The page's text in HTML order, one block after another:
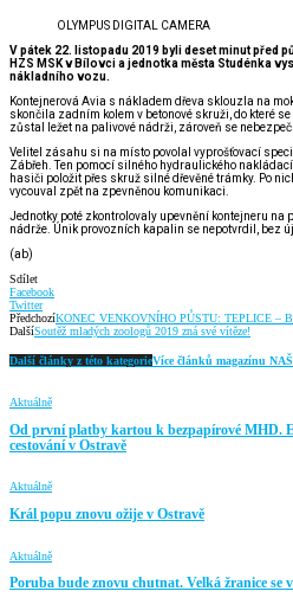
OLYMPUS DIGITAL CAMERA
V pátek 22. listopadu 2019 byli deset minut před
HZS MSK v Bílovci a jednotka města Studénka
nákladního vozu.
Kontejnerová Avia s nákladem dřeva sklouzla na
skončila zadním kolem v betonové skruži, do které
zůstal ležet na palivové nádrži, zároveň se
Velitel zásahu si na místo povolal vyprošťovací
Zábřeh. Ten pomocí silného hydraulického
hasiči položit přes skruž silné dřevěné trámky. Po
vycouval zpět na zpevněnou komunikaci.
Jednotky poté zkontrolovaly upevnění kontejneru na
nádrže. Únik provozních kapalin se nepotvrdil, bez
(ab)
Sdílet
Facebook
Twitter
PředchozíKONEC VENKOVNÍHO PŮSTU: TEPLICE –
DalšíSoutěž mladých zoologů 2019 zná své vítěze!
Další články z této kategorieVíce článků magazínu
Aktuálně
Od první platby kartou k bezpapírové MHD.
cestování v Ostravě
Aktuálně
Král popu znovu ožije v Ostravě
Aktuálně
Poruba bude znovu chutnat. Velká žranice se